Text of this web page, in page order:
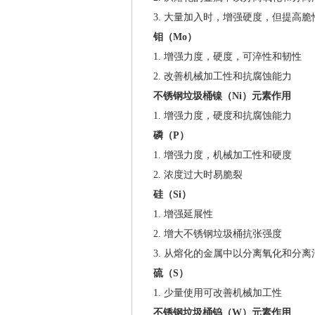
3. 大量加入时，增强硬度，但提高脆
钼（Mo）
1. 增强力度，硬度，可淬性和韧性
2. 改善机械加工性和抗腐蚀能力
不锈钢垃圾桶镍（Ni）元素作用
1. 增强力度，硬度和抗腐蚀能力
磷（P）
1. 增强力度，机械加工性和硬度
2. 浓度过大时易脆裂
硅（Si）
1. 增强延展性
2. 增大不锈钢垃圾桶抗张强度
3. 从熔化的金属中以分离氧化和分离
硫（S）
1. 少量使用可改善机械加工性
不锈钢垃圾桶钨（W）元素作用